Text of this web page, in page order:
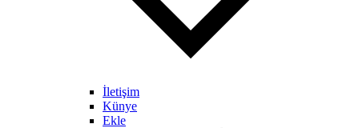
İletişim
Künye
Ekle